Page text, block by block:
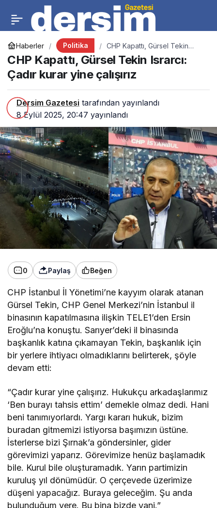
Haberler Politika
CHP Kapattı, Gürsel Tekin
Israrcı: Çadır kurar yine çalışırız
CHP Kapattı, Gürsel Tekin Israrcı:
Çadır kurar yine çalışırız
Dersim Gazetesi tarafından yayınlandı
8 Eylül 2025, 20:47 yayınlandı
0 Paylaş Beğen
CHP İstanbul İl Yönetimi’ne kayyım olarak atanan
Gürsel Tekin, CHP Genel Merkezi’nin İstanbul il
binasının kapatılmasına ilişkin TELE1’den Ersin
Eroğlu’na konuştu. Sarıyer’deki il binasında
başkanlık katına çıkamayan Tekin, başkanlık için
bir yerlere ihtiyacı olmadıklarını belirterek, şöyle
devam etti:
“Çadır kurar yine çalışırız. Hukukçu arkadaşlarımız
‘Ben burayı tahsis ettim’ demekle olmaz dedi. Hani
beni tanımıyorlardı. Yargı kararı hukuk, bizim
buradan gitmemizi istiyorsa başımızın üstüne.
İsterlerse bizi Şırnak’a göndersinler, gider
görevimizi yaparız. Görevimize henüz başlamadık
bile. Kurul bile oluşturamadık. Yarın partimizin
kuruluş yıl dönümüdür. O çerçevede üzerimize
düşeni yapacağız. Buraya geleceğim. Şu anda
bulunduğum yere. Bu bina bizde yani.”